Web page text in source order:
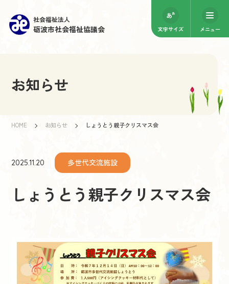
社会福祉法人
砺波市社会福祉協議会 文字サイズ メニュー
お知らせ
HOME お知らせ しょうとう親子クリスマス会
2025.11.20 多世代交流施設
しょうとう親子クリスマス会